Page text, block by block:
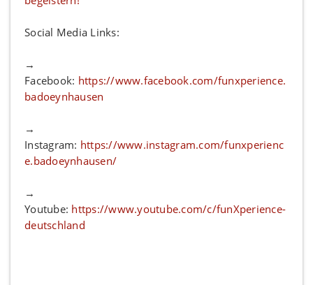
Social Media Links:
→
Facebook: https://www.facebook.com/funxperience.
badoeynhausen
→
Instagram: https://www.instagram.com/funxperienc
e.badoeynhausen/
→
Youtube: https://www.youtube.com/c/funXperience-
deutschland